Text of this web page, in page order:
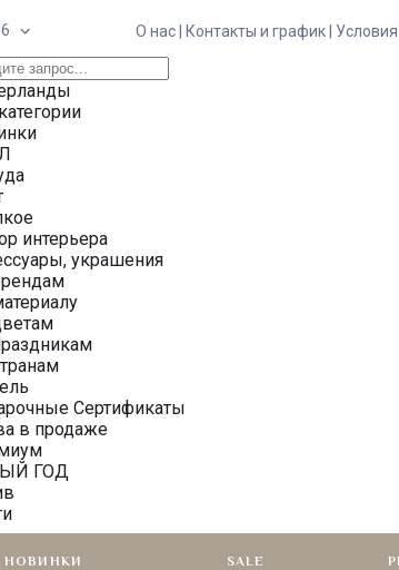
О нас | Контакты и график | Условия |
категории
интерьера
украшения
Сертификаты
в продаже
ГОД
НОВИНКИ SALE